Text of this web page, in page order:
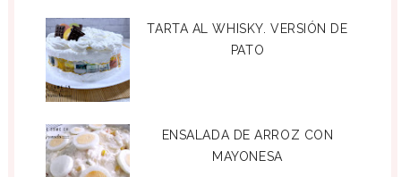
TARTA AL WHISKY. VERSIÓN DE
PATO
ENSALADA DE ARROZ CON
MAYONESA